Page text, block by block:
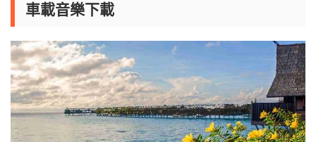
車載音樂下載